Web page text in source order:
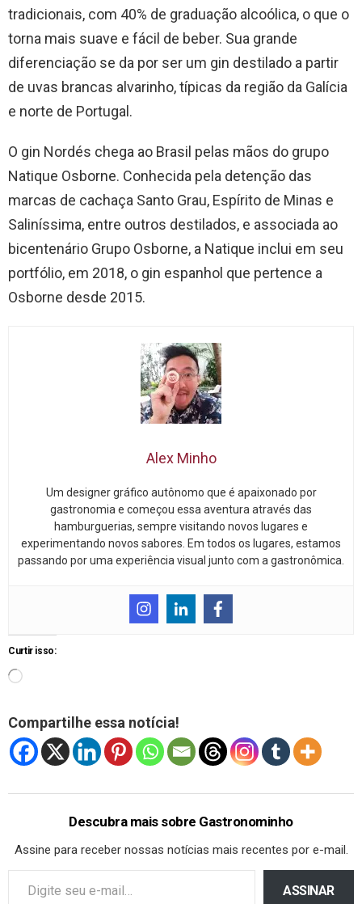
tradicionais, com 40% de graduação alcoólica, o que o
torna mais suave e fácil de beber. Sua grande
diferenciação se da por ser um gin destilado a partir
de uvas brancas alvarinho, típicas da região da Galícia
e norte de Portugal.
O gin Nordés chega ao Brasil pelas mãos do grupo
Natique Osborne. Conhecida pela detenção das
marcas de cachaça Santo Grau, Espírito de Minas e
Saliníssima, entre outros destilados, e associada ao
bicentenário Grupo Osborne, a Natique inclui em seu
portfólio, em 2018, o gin espanhol que pertence a
Osborne desde 2015.
Alex Minho
Um designer gráfico autônomo que é apaixonado por
gastronomia e começou essa aventura através das
hamburguerias, sempre visitando novos lugares e
experimentando novos sabores. Em todos os lugares, estamos
passando por uma experiência visual junto com a gastronômica.
Curtir isso:
Compartilhe essa notícia!
Descubra mais sobre Gastronominho
Assine para receber nossas notícias mais recentes por e-mail.
ASSINAR